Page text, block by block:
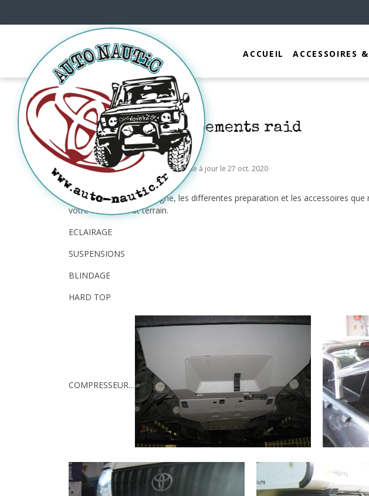
ACCUEIL ACCESSOIRES
Actualité, équipements raid
Boris 13 mai 2020 | Mise à jour le 27 oct. 2020
Nous allons mettre en ligne, les differentes preparation et les accessoires
votre vehicule tout terrain.
ECLAIRAGE
SUSPENSIONS
BLINDAGE
HARD TOP
COMPRESSEUR…